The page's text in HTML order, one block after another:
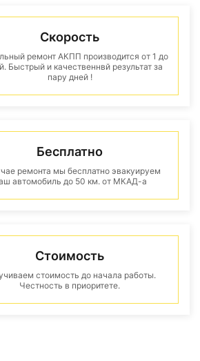
Скорость
ремонт АКПП производится от 1 до
Быстрый и качественнвй результат за
пару дней !
Бесплатно
ремонта мы бесплатно эвакуируем
автомобиль до 50 км. от МКАД-а
Стоимость
стоимость до начала работы.
Честность в приоритете.